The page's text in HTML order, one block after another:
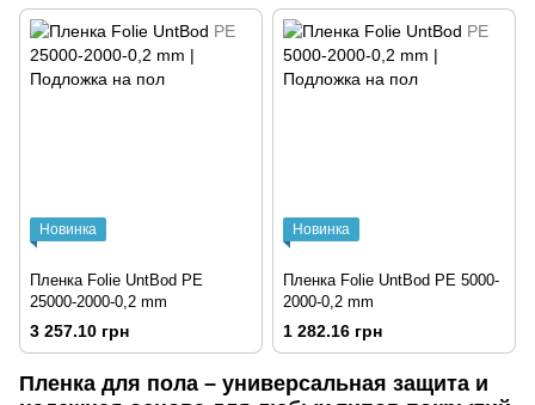
Новинка
Пленка Folie UntBod PE
25000-2000-0,2 mm
3 257.10 грн
Новинка
Пленка Folie UntBod PE 5000-
2000-0,2 mm
1 282.16 грн
Пленка для пола – универсальная защита и